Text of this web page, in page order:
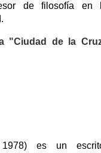
de filosofía en
"Ciudad de la
1978) es un